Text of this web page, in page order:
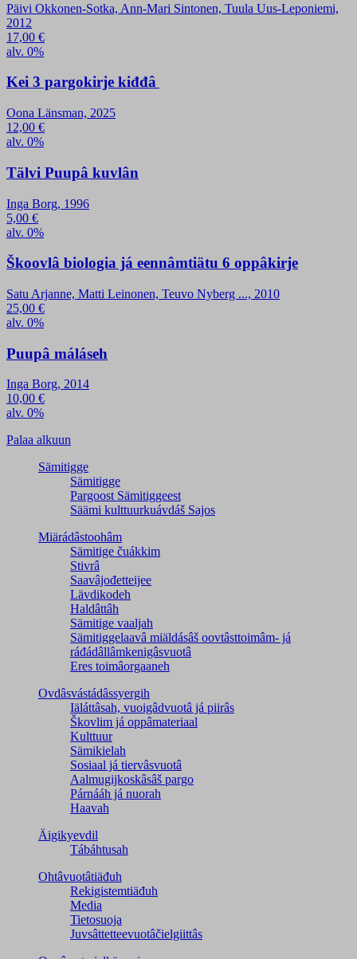
Päivi Okkonen-Sotka, Ann-Mari Sintonen, Tuula Uus-Leponiemi,
2012
17,00 €
alv. 0%
Kei 3 pargokirje kiđđâ
Oona Länsman, 2025
12,00 €
alv. 0%
Tälvi Puupâ kuvlân
Inga Borg, 1996
5,00 €
alv. 0%
Škoovlâ biologia já eennâmtiätu 6 oppâkirje
Satu Arjanne, Matti Leinonen, Teuvo Nyberg ..., 2010
25,00 €
alv. 0%
Puupâ máláseh
Inga Borg, 2014
10,00 €
alv. 0%
Palaa alkuun
Sämitigge
Sämitigge
Pargoost Sämitiggeest
Säämi kulttuurkuávdáš Sajos
Miärádâstoohâm
Sämitige čuákkim
Stivrâ
Saavâjođetteijee
Lävdikodeh
Haldâttâh
Sämitige vaaljah
Sämitiggelaavâ miäldásâš oovtâsttoimâm- já
ráđádâllâmkenigâsvuotâ
Eres toimâorgaaneh
Ovdâsvástádâssyergih
Iäláttâsah, vuoigâdvuotâ já piirâs
Škovlim já oppâmateriaal
Kulttuur
Sämikielah
Sosiaal já tiervâsvuotâ
Aalmugijkoskâsâš pargo
Párnááh já nuorah
Haavah
Äigikyevdil
Tábáhtusah
Ohtâvuotâtiäđuh
Rekigistemtiäđuh
Media
Tietosuoja
Juvsâttetteevuotâčielgiittâs